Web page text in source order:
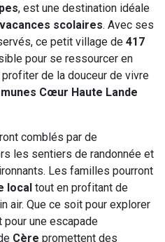
, est une destination idéale
vacances scolaires. Avec ses
ce petit village de 417
pour se ressourcer en
de la douceur de vivre
Cœur Haute Lande
comblés par de
les sentiers de randonnée et
Les familles pourront
local tout en profitant de
air. Que ce soit pour explorer
une escapade
Cère promettent des